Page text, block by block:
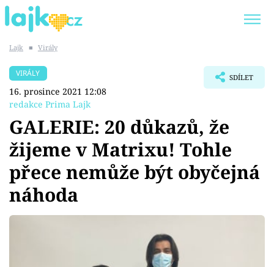
SHOPAHOLICADEL
Témata
Showbyznys
Youtubeři
Lajk ■ Virály
VIRÁLY
16. prosince 2021 12:08
redakce Prima Lajk
SDÍLET
GALERIE: 20 důkazů, že
žijeme v Matrixu! Tohle
přece nemůže být obyčejná
náhoda